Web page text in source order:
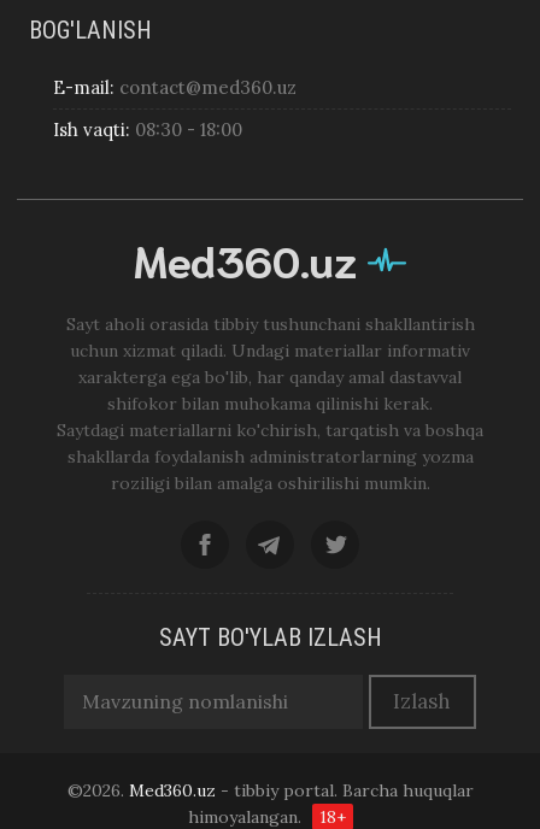
Med360.uz
Sayt aholi orasida tibbiy tushunchani shakllantirish
uchun xizmat qiladi. Undagi materiallar informativ
xarakterga ega bo'lib, har qanday amal dastavval
shifokor bilan muhokama qilinishi kerak.
Saytdagi materiallarni ko'chirish, tarqatish va boshqa
shakllarda foydalanish administratorlarning yozma
roziligi bilan amalga oshirilishi mumkin.
SAYT BO'YLAB IZLASH
BOG'LANISH
E-mail: contact@med360.uz
Ish vaqti: 08:30 - 18:00
©2026. Med360.uz - tibbiy portal. Barcha huquqlar
himoyalangan.
18+